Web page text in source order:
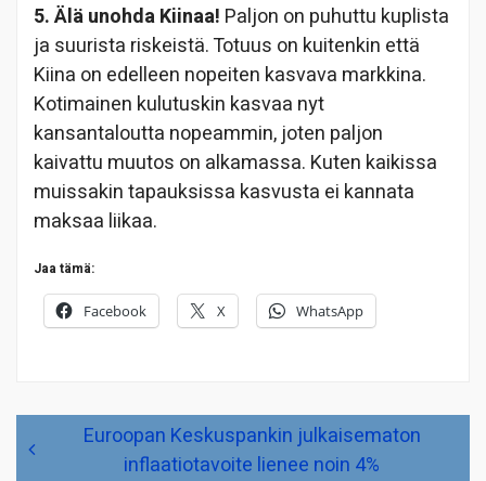
5. Älä unohda Kiinaa! Paljon on puhuttu kuplista
ja suurista riskeistä. Totuus on kuitenkin että
Kiina on edelleen nopeiten kasvava markkina.
Kotimainen kulutuskin kasvaa nyt
kansantaloutta nopeammin, joten paljon
kaivattu muutos on alkamassa. Kuten kaikissa
muissakin tapauksissa kasvusta ei kannata
maksaa liikaa.
Jaa tämä:
Facebook X WhatsApp
Artikkelien
selaus
Euroopan Keskuspankin julkaisematon
inflaatiotavoite lienee noin 4%